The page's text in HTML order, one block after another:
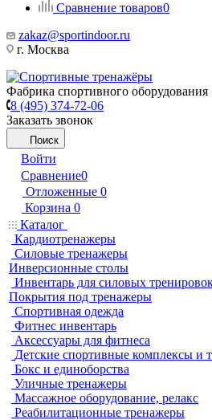
Сравнение товаров0
zakaz@sportindoor.ru
г. Москва
Фабрика спортивного оборудования
8 (495) 374-72-06
Заказать звонок
Поиск
Войти
Сравнение0
Отложенные 0
Корзина 0
Каталог
Кардиотренажеры
Силовые тренажеры
Инверсионные столы
Инвентарь для силовых
Покрытия под тренажеры
Спортивная одежда
Фитнес инвентарь
Аксессуары для фитнеса
Детские спортивные комплексы и
Бокс и единоборства
Уличные тренажеры
Массажное оборудование, релакс
Реабилитационные тренажеры